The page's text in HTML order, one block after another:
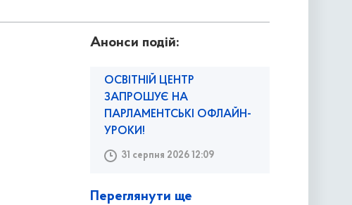
Анонси подій:
ОСВІТНІЙ ЦЕНТР
ЗАПРОШУЄ НА
ПАРЛАМЕНТСЬКІ ОФЛАЙН-
УРОКИ!
31 серпня 2026 12:09
Переглянути ще